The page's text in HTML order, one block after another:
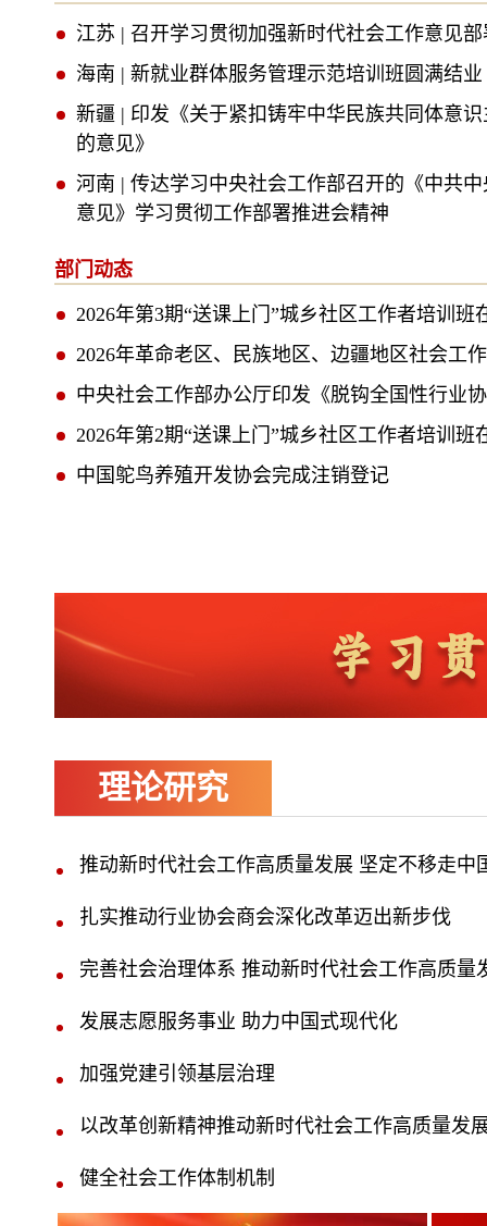
江苏 | 召开学习贯彻加强新时代社会工作意见
海南 | 新就业群体服务管理示范培训班圆满结业
新疆 | 印发《关于紧扣铸牢中华民族共同体意
的意见》
河南 | 传达学习中央社会工作部召开的《中共
意见》学习贯彻工作部署推进会精神
青海 | 出台《青海省社会组织党组织参与重大
部门动态
2026年第3期“送课上门”城乡社区工作者培训班
2026年革命老区、民族地区、边疆地区社会工
中央社会工作部办公厅印发《脱钩全国性行业
2026年第2期“送课上门”城乡社区工作者培训班
中国鸵鸟养殖开发协会完成注销登记
理论研究
推动新时代社会工作高质量发展 坚定不移走中
扎实推动行业协会商会深化改革迈出新步伐
完善社会治理体系 推动新时代社会工作高质量
发展志愿服务事业 助力中国式现代化
加强党建引领基层治理
以改革创新精神推动新时代社会工作高质量发
健全社会工作体制机制